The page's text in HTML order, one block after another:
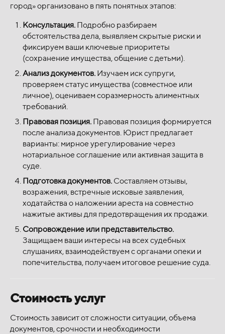
город» организовано в пять понятных этапов:
Консультация. Подробно разбираем
обстоятельства дела, выявляем скрытые риски и
фиксируем ваши ключевые приоритеты
(сохранение имущества, общение с детьми).
Анализ документов. Изучаем иск супруги,
проверяем статус имущества (совместное или
личное), оцениваем соразмерность алиментных
требований.
Правовая позиция. Правовая позиция формируется
после анализа документов. Юрист предлагает
варианты: мирное урегулирование через
нотариальное соглашение или активная защита в
суде.
Подготовка документов. Составляем отзывы,
возражения, встречные исковые заявления,
ходатайства о наложении ареста на совместно
нажитые активы для предотвращения их продажи.
Сопровождение или представительство.
Защищаем ваши интересы на всех судебных
слушаниях, взаимодействуем с органами опеки и
попечительства, получаем итоговое решение суда.
Стоимость услуг
Стоимость зависит от сложности ситуации, объема
документов, срочности и необходимости